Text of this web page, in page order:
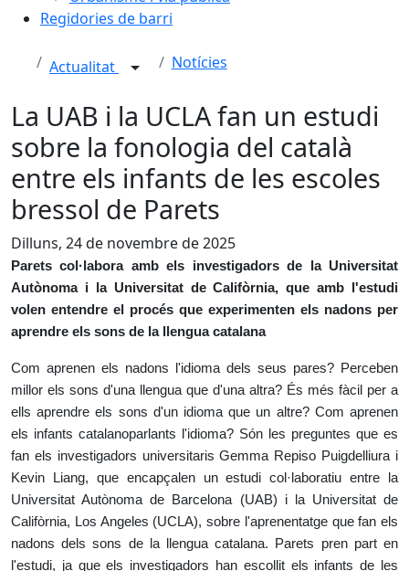
Regidories de barri
Actualitat Notícies
La UAB i la UCLA fan un estudi
sobre la fonologia del català
entre els infants de les escoles
bressol de Parets
Dilluns, 24 de novembre de 2025
Parets col·labora amb els investigadors de la Universitat
Autònoma i la Universitat de Califòrnia, que amb l'estudi
volen entendre el procés que experimenten els nadons per
aprendre els sons de la llengua catalana
Com aprenen els nadons l'idioma dels seus pares? Perceben
millor els sons d'una llengua que d'una altra? És més fàcil per a
ells aprendre els sons d'un idioma que un altre? Com aprenen
els infants catalanoparlants l'idioma? Són les preguntes que es
fan els investigadors universitaris Gemma Repiso Puigdelliura i
Kevin Liang, que encapçalen un estudi col·laboratiu entre la
Universitat Autònoma de Barcelona (UAB) i la Universitat de
Califòrnia, Los Angeles (UCLA), sobre l'aprenentatge que fan els
nadons dels sons de la llengua catalana. Parets pren part en
l'estudi, ja que els investigadors han escollit els infants de les